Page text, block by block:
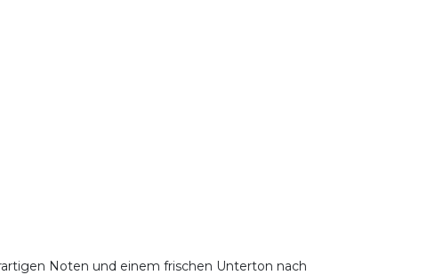
Noten und einem frischen Unterton nach